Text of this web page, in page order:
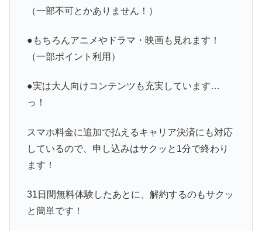
（一部不可とかありません！）
●もちろんアニメやドラマ・映画も見れます！
（一部ポイント利用）
●実は大人向けコンテンツも充実しています…
っ！
スマホ料金に追加で払えるキャリア決済にも対応
しているので、申し込みはサクッと1分で終わり
ます！
31日間無料体験したあとに、解約するのもサクッ
と簡単です！